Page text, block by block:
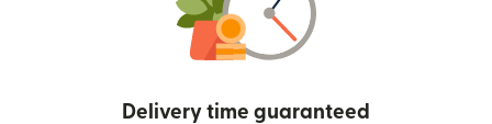
Delivery time guaranteed